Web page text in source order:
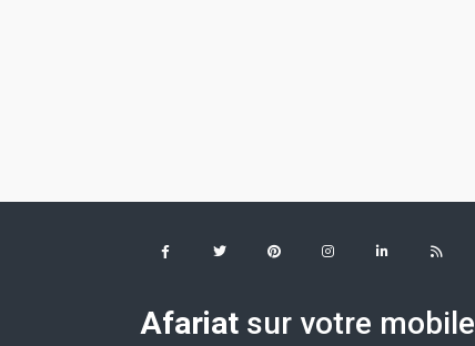
Afariat sur votre mobile